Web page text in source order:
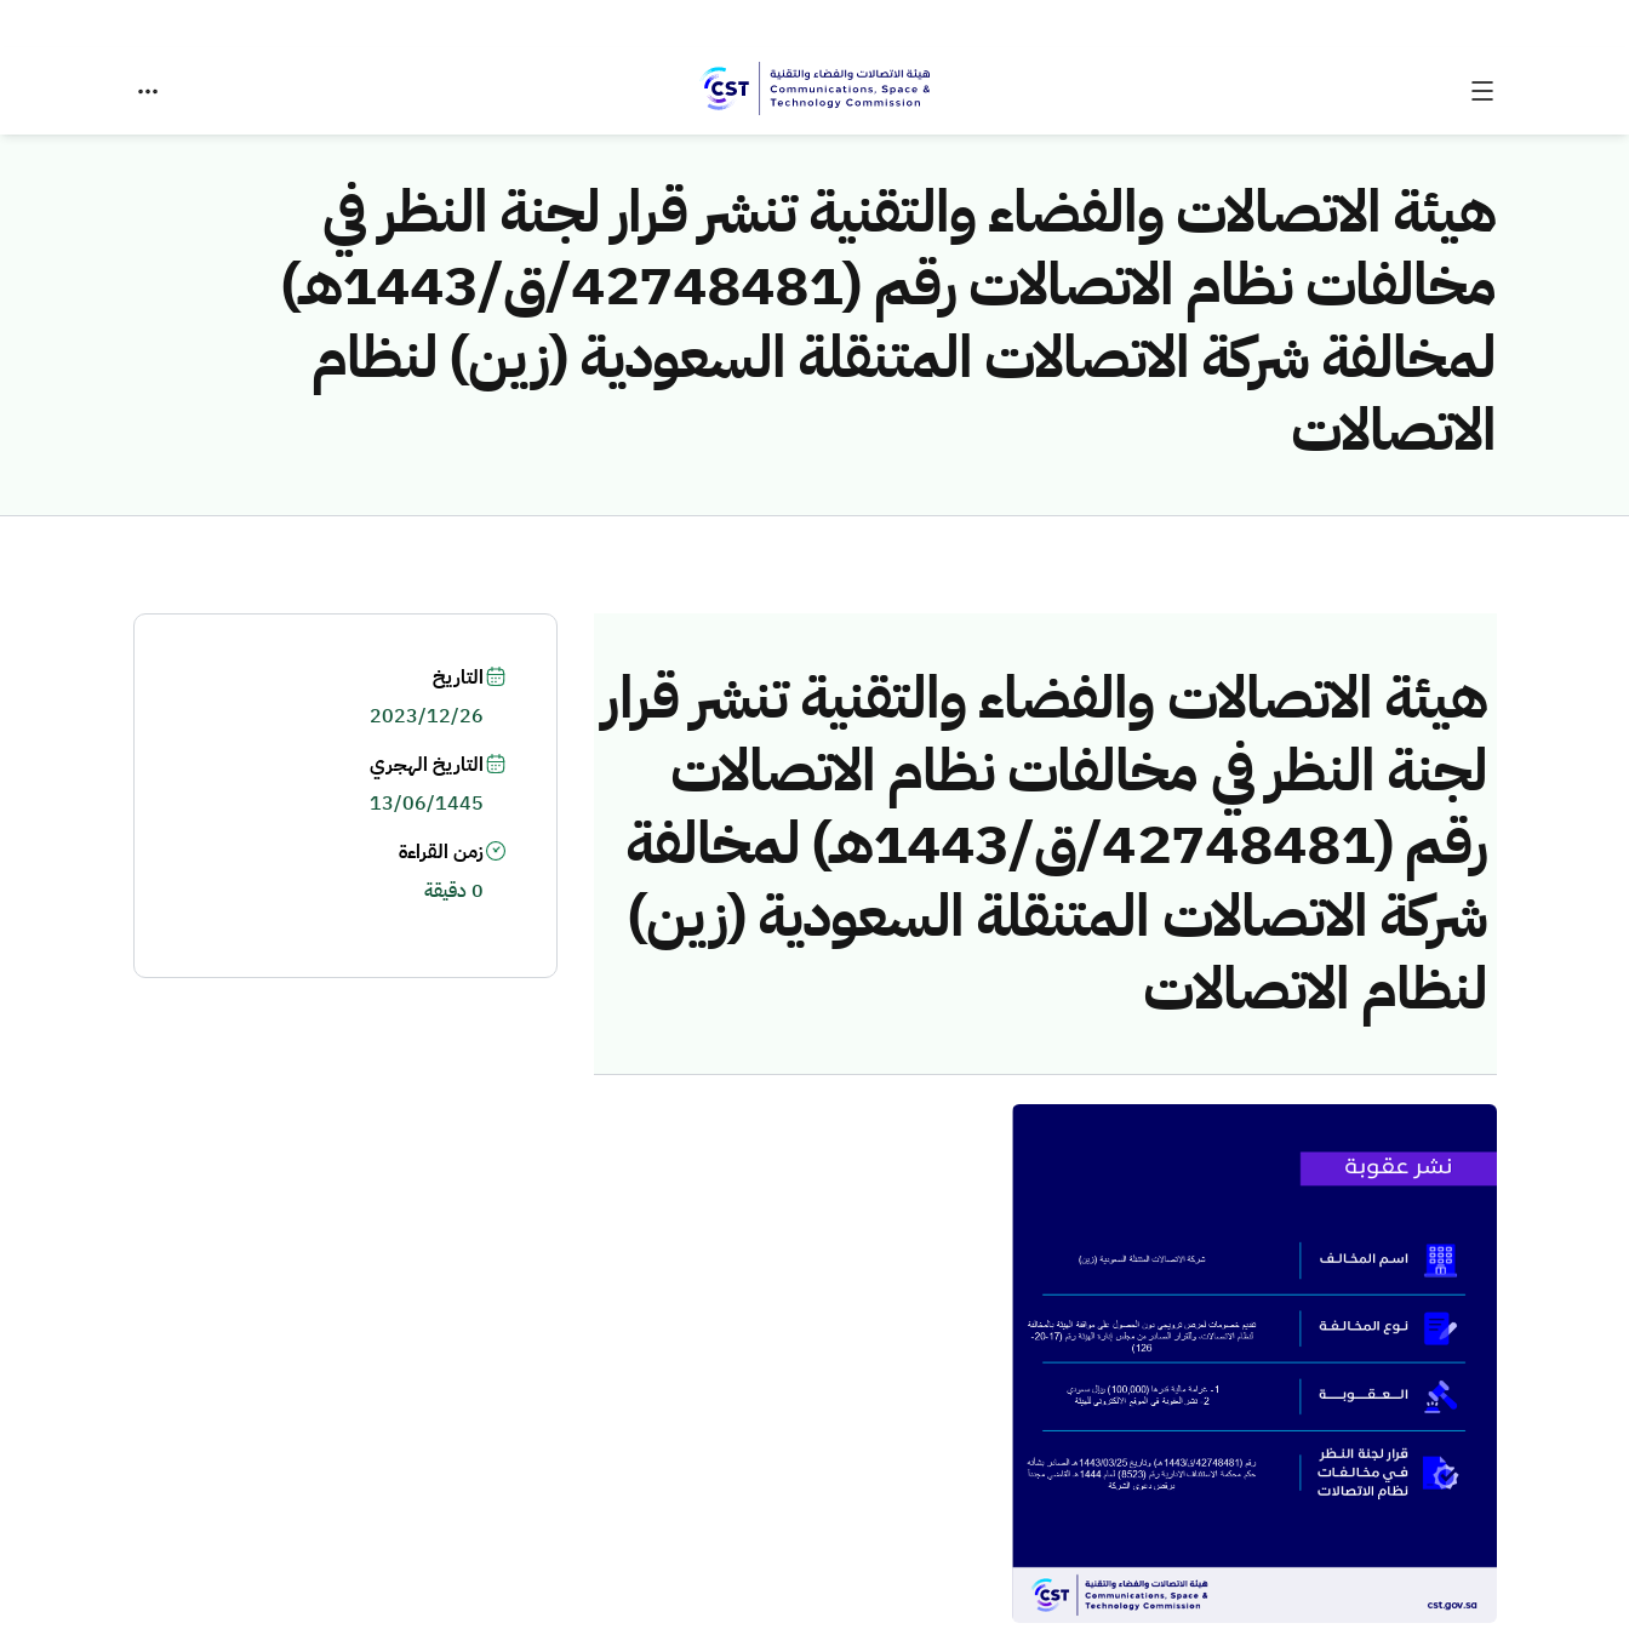
هيئة الاتصالات والفضاء والتقنية تنشر قرار لجنة النظر في
مخالفات نظام الاتصالات رقم (42748481/ق/1443هـ)
لمخالفة شركة الاتصالات المتنقلة السعودية (زين) لنظام
الاتصالات
هيئة الاتصالات والفضاء والتقنية تنشر قرار
لجنة النظر في مخالفات نظام الاتصالات
رقم (42748481/ق/1443هـ) لمخالفة
شركة الاتصالات المتنقلة السعودية (زين)
لنظام الاتصالات
التاريخ
2023/12/26
التاريخ الهجري
13/06/1445
زمن القراءة
0 دقيقة